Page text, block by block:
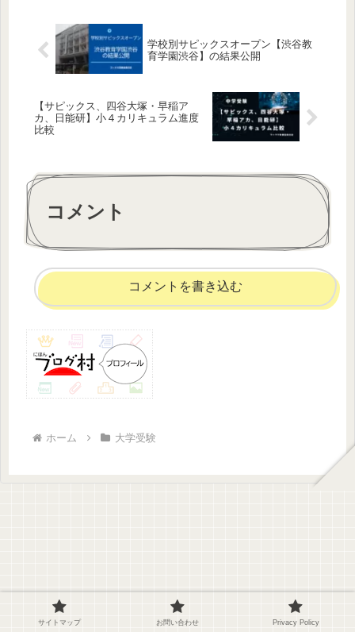
学校別サピックスオープン【渋谷教
育学園渋谷】の結果公開
【サピックス、四谷大塚・早稲ア
カ、日能研】小４カリキュラム進度
比較
コメント
コメントを書き込む
ホーム 大学受験
サイトマップ お問い合わせ Privacy Policy